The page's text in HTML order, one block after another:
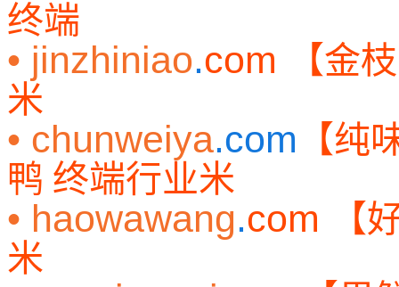
终端
• jinzhiniao.com
【金
米
• chunweiya.com 【纯
鸭 终端行业米
• haowawang.com
【
米